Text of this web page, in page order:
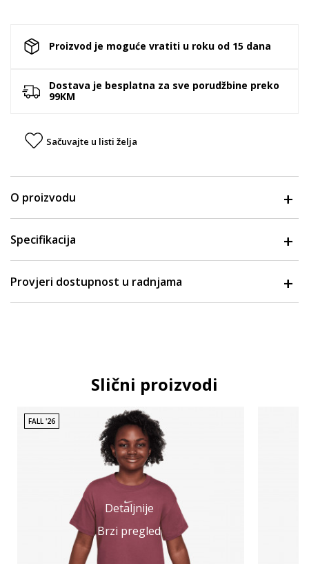
Proizvod je moguće vratiti u roku od 15 dana
Dostava je besplatna za sve porudžbine preko
99KM
Sačuvajte u listi želja
O proizvodu
Specifikacija
Provjeri dostupnost u radnjama
Slični proizvodi
Detaljnije
Brzi pregled
FALL '26